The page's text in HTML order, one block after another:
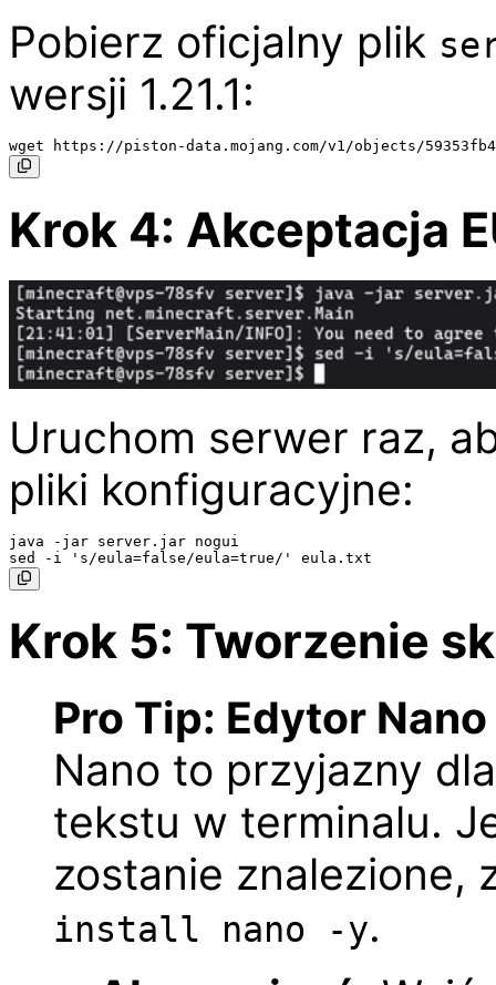
Pobierz oficjalny plik
wersji 1.21.1:
Krok 4: Akceptacja
Uruchom serwer raz,
pliki konfiguracyjne:
java -jar server.jar nogui
Krok 5: Tworzenie
Pro Tip: Edytor Nano
Nano to przyjazny
tekstu w terminalu.
zostanie znalezione,
install nano -y.